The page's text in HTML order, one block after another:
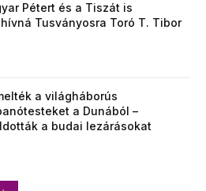
Pétert és a Tiszát is
Tusványosra Toró T. Tibor
a világháborús
a Dunából –
a budai lezárásokat